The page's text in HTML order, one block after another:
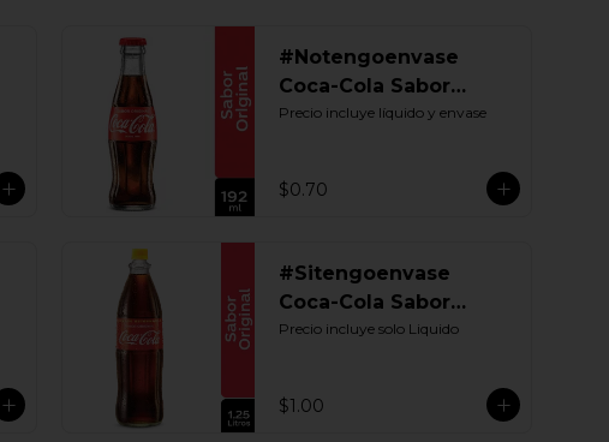
#Notengoenvase
Coca-Cola Sabor
Original 192 ML.
Precio incluye líquido y envase
$0.70
#Sitengoenvase
Coca-Cola Sabor
Original 1250 ML.
Precio incluye solo Liquido
$1.00